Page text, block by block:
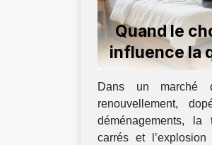
Quand le
influence la
Dans un marché
renouvellement,
déménagements,
carrés et